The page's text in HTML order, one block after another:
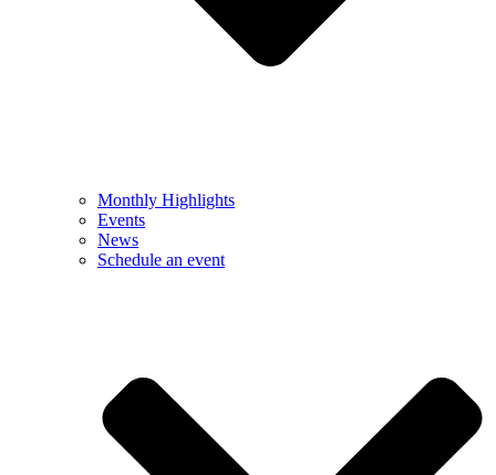
Monthly Highlights
Events
News
Schedule an event